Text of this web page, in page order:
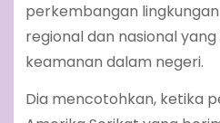
perkembangan
regional dan nasional
keamanan dalam negeri.
Dia mencotohkan, ketika